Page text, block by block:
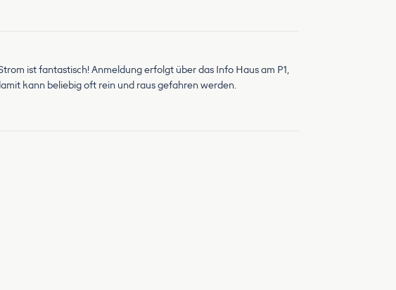
ist fantastisch! Anmeldung erfolgt über das Info Haus am P1,
kann beliebig oft rein und raus gefahren werden.